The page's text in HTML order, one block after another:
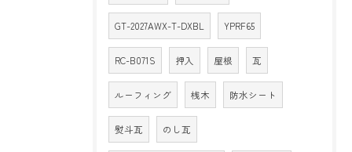
GT-2027AWX-T-DXBL YPRF65
RC-B071S 押入 屋根 瓦
ルーフィング 桟木 防水シート
熨斗瓦 のし瓦